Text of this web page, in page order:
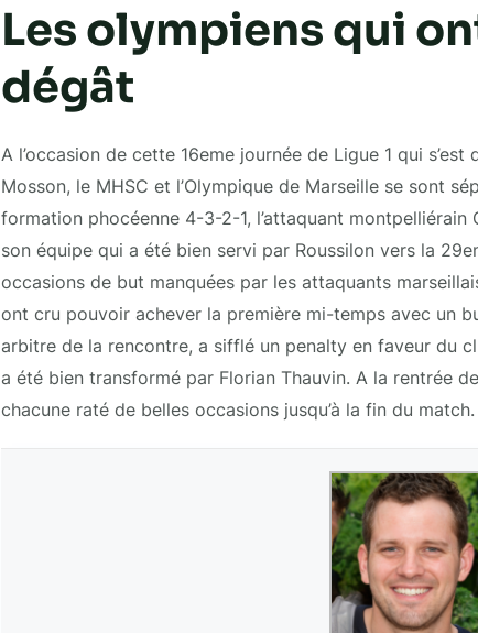
Les olympiens qui
dégât
A l’occasion de cette 16eme journée de Ligue 1 qui
Mosson, le MHSC et l’Olympique de Marseille se sont
formation phocéenne 4-3-2-1, l’attaquant montpelliérain
son équipe qui a été bien servi par Roussilon vers la
occasions de but manquées par les attaquants
ont cru pouvoir achever la première mi-temps avec un
arbitre de la rencontre, a sifflé un penalty en faveur du
a été bien transformé par Florian Thauvin. A la rentrée
chacune raté de belles occasions jusqu’à la fin du match.